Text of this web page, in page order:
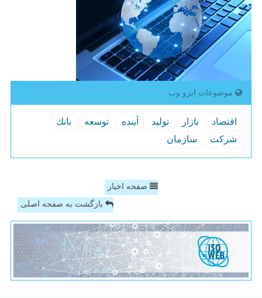
موضوعات ایزو وب
اقتصاد بازار تولید آینده توسعه
بانك
شركت
سازمان
صفحه اخبار
بازگشت به صفحه اصلی